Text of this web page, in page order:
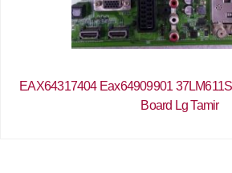
EAX64317404 Eax64909901
Board Lg Tamir